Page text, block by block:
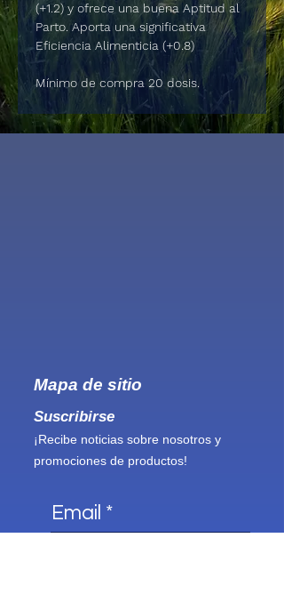
(+1.2) y ofrece una buena Aptitud al
Parto. Aporta una significativa
Eficiencia Alimenticia (+0.8)
Mínimo de compra 20 dosis.
Mapa de sitio
Suscribirse
¡Recibe noticias sobre nosotros y
promociones de productos!
Email